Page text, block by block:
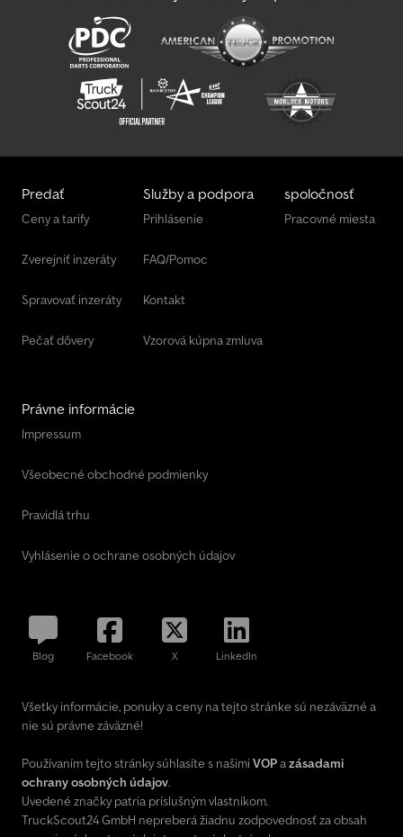
Predať
Ceny a tarify
Zverejniť inzeráty
Spravovať inzeráty
Pečať dôvery
Služby a podpora
Prihlásenie
FAQ/Pomoc
Kontakt
Vzorová kúpna zmluva
spoločnosť
Pracovné miesta
Právne informácie
Impressum
Všeobecné obchodné podmienky
Pravidlá trhu
Vyhlásenie o ochrane osobných údajov
Blog Facebook X LinkedIn
Všetky informácie, ponuky a ceny na tejto stránke sú nezáväzné a
nie sú právne záväzné!
Používaním tejto stránky súhlasíte s našimi VOPazásadami
ochrany osobných údajov.
Uvedené značky patria príslušným vlastníkom.
TruckScout24 GmbH nepreberá žiadnu zodpovednosť za obsah